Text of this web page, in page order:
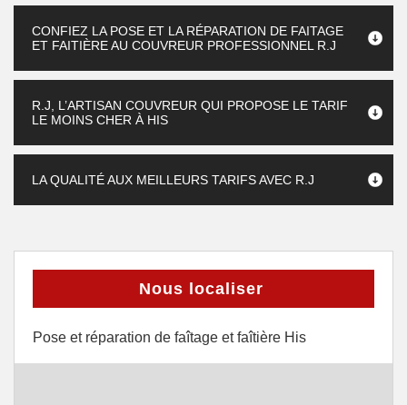
CONFIEZ LA POSE ET LA RÉPARATION DE FAITAGE
ET FAITIÈRE AU COUVREUR PROFESSIONNEL R.J
R.J, L’ARTISAN COUVREUR QUI PROPOSE LE TARIF
LE MOINS CHER À HIS
LA QUALITÉ AUX MEILLEURS TARIFS AVEC R.J
Nous localiser
Pose et réparation de faîtage et faîtière His